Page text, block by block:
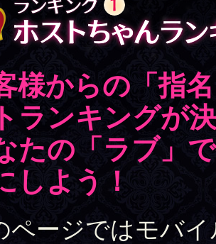
様からの「指
ランキングが
たの「ラブ」
しよう！
ページではモバ